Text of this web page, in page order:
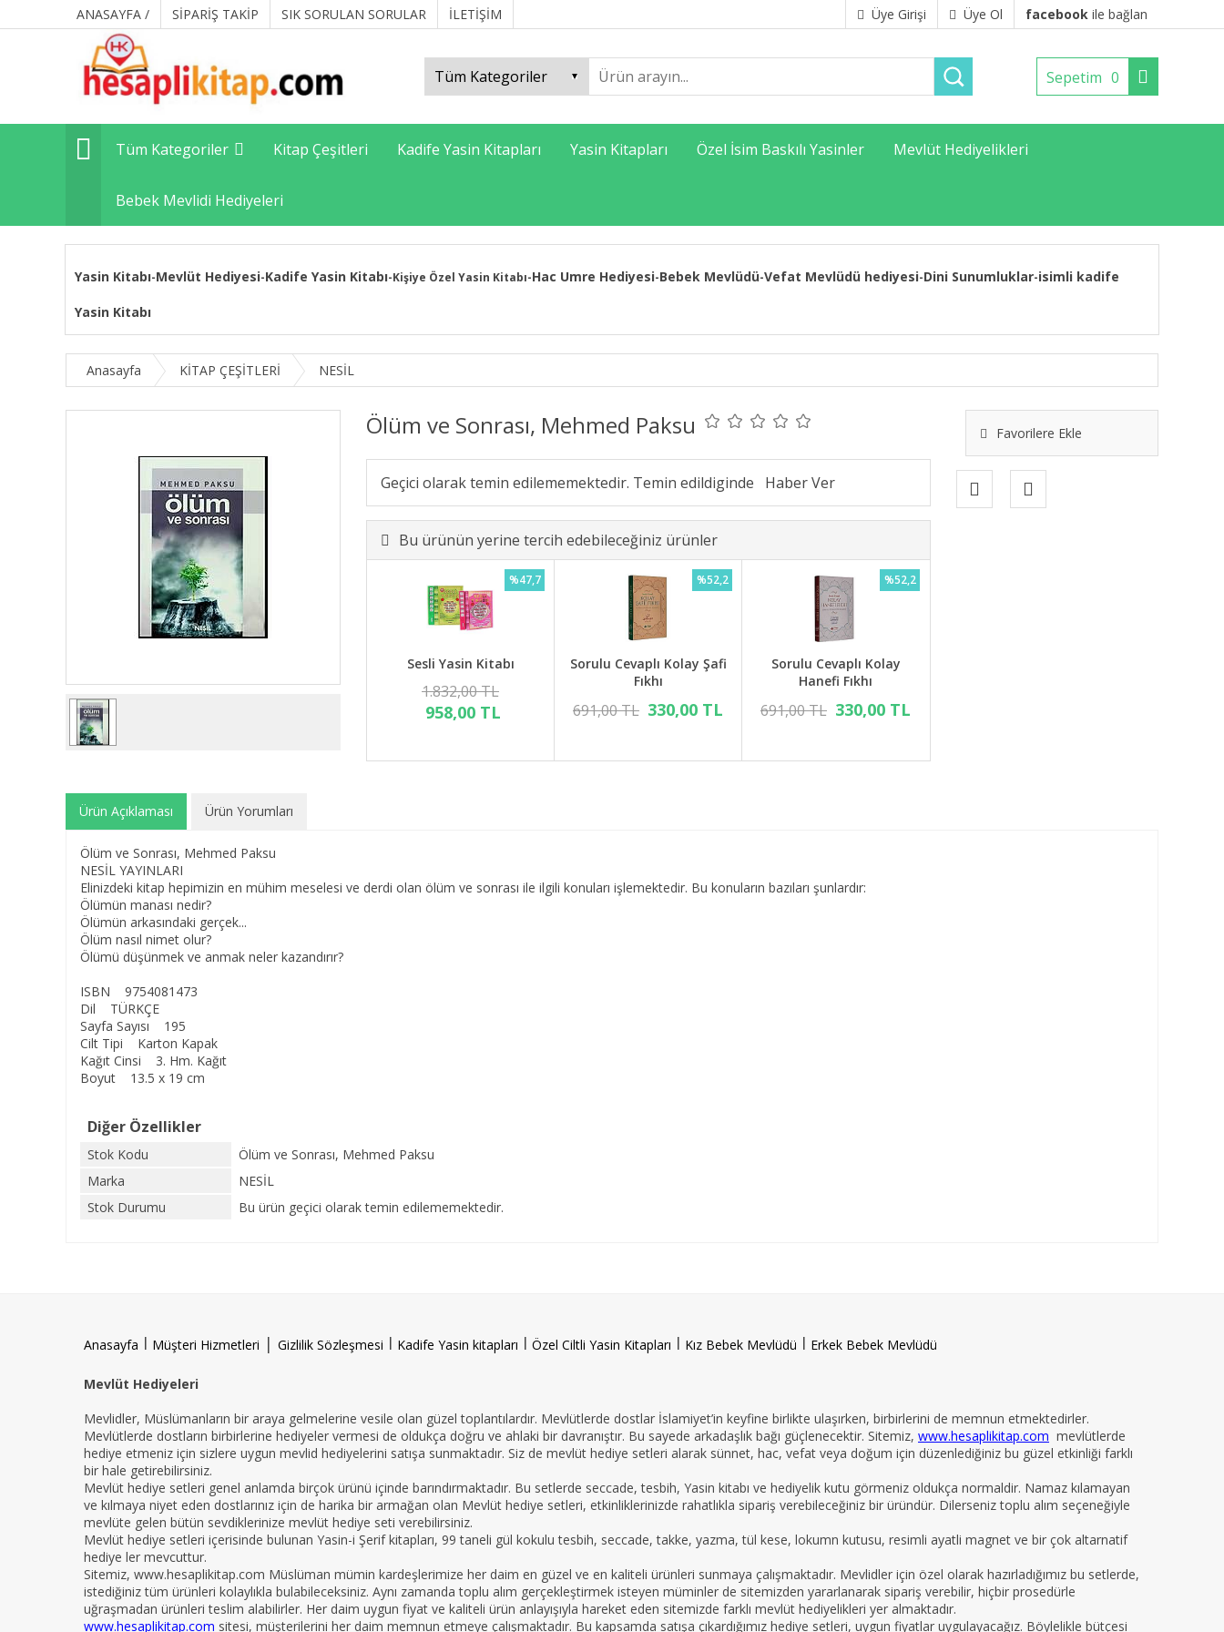
ANASAYFA / SİPARİŞ TAKİP SIK SORULAN SORULAR İLETİŞİM Üye Girişi Üye Ol facebook ile bağlan
Sepetim 0
Tüm Kategoriler Kitap Çeşitleri Kadife Yasin Kitapları Yasin Kitapları Özel İsim Baskılı Yasinler Mevlüt Hediyelikleri
Bebek Mevlidi Hediyeleri
Yasin Kitabı-Mevlüt Hediyesi-Kadife Yasin Kitabı-Kişiye Özel Yasin Kitabı-Hac Umre Hediyesi-Bebek Mevlüdü-Vefat Mevlüdü hediyesi-Dini Sunumluklar-isimli kadife
Yasin Kitabı
Anasayfa KİTAP ÇEŞİTLERİ NESİL
Ölüm ve Sonrası, Mehmed Paksu Favorilere Ekle
Geçici olarak temin edilememektedir. Temin edildiginde
Bu ürünün yerine tercih edebileceğiniz ürünler
Sesli Yasin Kitabı
1.832,00 TL
958,00 TL
%47,7
Sorulu Cevaplı Kolay Şafi
Fıkhı
691,00 TL 330,00 TL
%52,2
Sorulu Cevaplı Kolay
Hanefi Fıkhı
691,00 TL 330,00 TL
%52,2
Ürün Açıklaması Ürün Yorumları
Ölüm ve Sonrası, Mehmed Paksu
NESİL YAYINLARI
Elinizdeki kitap hepimizin en mühim meselesi ve derdi olan ölüm ve sonrası ile ilgili konuları işlemektedir. Bu konuların bazıları şunlardır:
Ölümün manası nedir?
Ölümün arkasındaki gerçek...
Ölüm nasıl nimet olur?
Ölümü düşünmek ve anmak neler kazandırır?
ISBN 9754081473
Dil TÜRKÇE
Sayfa Sayısı 195
Cilt Tipi Karton Kapak
Kağıt Cinsi 3. Hm. Kağıt
Boyut 13.5 x 19 cm
Diğer Özellikler
Stok Kodu
Ölüm ve Sonrası, Mehmed Paksu
Marka
NESİL
Stok Durumu
Bu ürün geçici olarak temin edilememektedir.
Anasayfa l Müşteri Hizmetleri | Gizlilik Sözleşmesi l Kadife Yasin kitapları l Özel Ciltli Yasin Kitapları l Kız Bebek Mevlüdü l Erkek Bebek Mevlüdü
Mevlüt Hediyeleri
Mevlidler, Müslümanların bir araya gelmelerine vesile olan güzel toplantılardır. Mevlütlerde dostlar İslamiyet’in keyfine birlikte ulaşırken, birbirlerini de memnun etmektedirler.
Mevlütlerde dostların birbirlerine hediyeler vermesi de oldukça doğru ve ahlaki bir davranıştır. Bu sayede arkadaşlık bağı güçlenecektir. Sitemiz, www.hesaplikitap.com mevlütlerde
hediye etmeniz için sizlere uygun mevlid hediyelerini satışa sunmaktadır. Siz de mevlüt hediye setleri alarak sünnet, hac, vefat veya doğum için düzenlediğiniz bu güzel etkinliği farklı
bir hale getirebilirsiniz.
Mevlüt hediye setleri genel anlamda birçok ürünü içinde barındırmaktadır. Bu setlerde seccade, tesbih, Yasin kitabı ve hediyelik kutu görmeniz oldukça normaldir. Namaz kılamayan
ve kılmaya niyet eden dostlarınız için de harika bir armağan olan Mevlüt hediye setleri, etkinliklerinizde rahatlıkla sipariş verebileceğiniz bir üründür. Dilerseniz toplu alım seçeneğiyle
mevlüte gelen bütün sevdiklerinize mevlüt hediye seti verebilirsiniz.
Mevlüt hediye setleri içerisinde bulunan Yasin-i Şerif kitapları, 99 taneli gül kokulu tesbih, seccade, takke, yazma, tül kese, lokumn kutusu, resimli ayatli magnet ve bir çok altarnatif
hediye ler mevcuttur.
Sitemiz, www.hesaplikitap.com Müslüman mümin kardeşlerimize her daim en güzel ve en kaliteli ürünleri sunmaya çalışmaktadır. Mevlidler için özel olarak hazırladığımız bu setlerde,
istediğiniz tüm ürünleri kolaylıkla bulabileceksiniz. Aynı zamanda toplu alım gerçekleştirmek isteyen müminler de sitemizden yararlanarak sipariş verebilir, hiçbir prosedürle
uğraşmadan ürünleri teslim alabilirler. Her daim uygun fiyat ve kaliteli ürün anlayışıyla hareket eden sitemizde farklı mevlüt hediyelikleri yer almaktadır.
www.hesaplikitap.com sitesi, müşterilerini her daim memnun etmeye çalışmaktadır. Bu kapsamda satışa çıkardığımız hediye setleri, uygun fiyatlar uygulayacağız. Böylelikle bütçesi